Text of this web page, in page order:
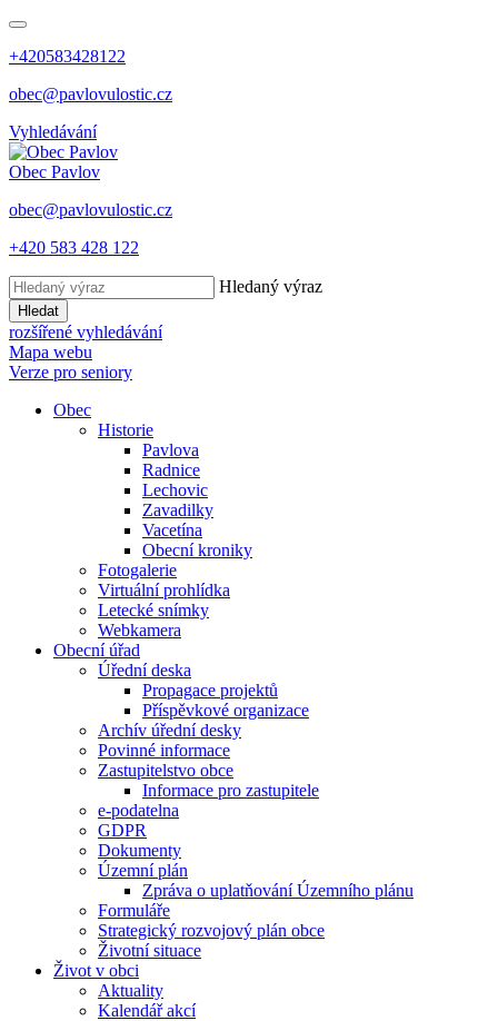
+420583428122
obec@pavlovulostic.cz
Vyhledávání
Obec Pavlov
obec@pavlovulostic.cz
+420 583 428 122
Hledaný výraz
Hledat
rozšířené vyhledávání
Mapa webu
Verze pro seniory
Obec
Historie
Pavlova
Radnice
Lechovic
Zavadilky
Vacetína
Obecní kroniky
Fotogalerie
Virtuální prohlídka
Letecké snímky
Webkamera
Obecní úřad
Úřední deska
Propagace projektů
Příspěvkové organizace
Archív úřední desky
Povinné informace
Zastupitelstvo obce
Informace pro zastupitele
e-podatelna
GDPR
Dokumenty
Územní plán
Zpráva o uplatňování Územního plánu
Formuláře
Strategický rozvojový plán obce
Životní situace
Život v obci
Aktuality
Kalendář akcí